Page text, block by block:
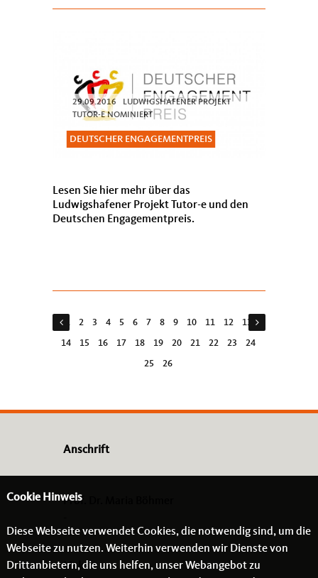
Bundesregierung, 2016.
29.09.2016 LUDWIGSHAFENER PROJEKT
TUTOR-E NOMINIERT
DEUTSCHER ENGAGEMENTPREIS
Lesen Sie hier mehr über das
Ludwigshafener Projekt Tutor-e und den
Deutschen Engagementpreis.
1 2 3 4 5 6 7 8 9 10 11 12 13
14 15 16 17 18 19 20 21 22 23 24
25 26
Anschrift
Prof. Dr. Maria Böhmer
- -
Links
Cookie Hinweis
Diese Webseite verwendet Cookies, die notwendig sind, um die
Webseite zu nutzen. Weiterhin verwenden wir Dienste von
Drittanbietern, die uns helfen, unser Webangebot zu